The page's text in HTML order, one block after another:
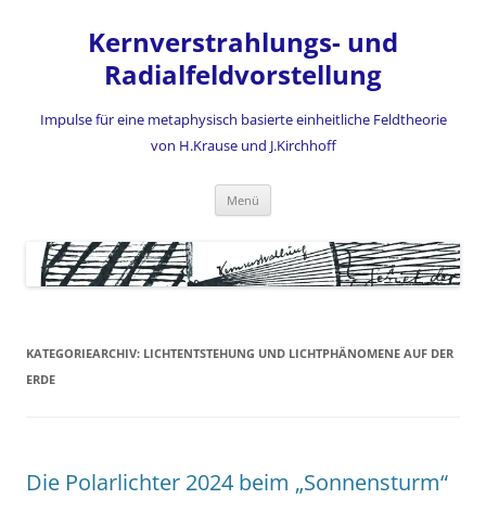
Kernverstrahlungs- und
Radialfeldvorstellung
Impulse für eine metaphysisch basierte einheitliche Feldtheorie
von H.Krause und J.Kirchhoff
Menü
KATEGORIEARCHIV: LICHTENTSTEHUNG UND LICHTPHÄNOMENE AUF DER
ERDE
Die Polarlichter 2024 beim „Sonnensturm“